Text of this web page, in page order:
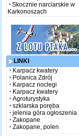
Skocznie narciarskie w
Karkonoszach
LINKI
Karpacz kwatery
Polanica Zdrój
Karpacz noclegi
Karpacz kwatery
Agroturystyka
szklarska poręba
jelenia góra ogłoszenia
Zakopane
Zakopane, polen